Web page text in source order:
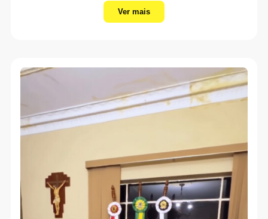
Ver mais